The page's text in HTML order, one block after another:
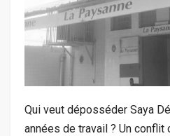
Qui veut déposséder Saya
années de travail ? Un